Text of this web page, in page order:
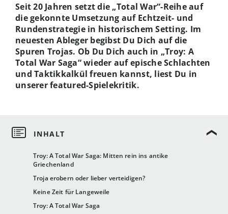
Troy: A Total War Saga: Mitten rein ins antike
Griechenland
Troja erobern oder lieber verteidigen?
Keine Zeit für Langeweile
Troy: A Total War Saga
Seit 20 Jahren setzt die „Total War“-Reihe auf
die gekonnte Umsetzung auf Echtzeit- und
Rundenstrategie in historischem Setting. Im
neuesten Ableger begibst Du Dich auf die
Spuren Trojas. Ob Du Dich auch in „Troy: A
Total War Saga“ wieder auf epische Schlachten
und Taktikkalkül freuen kannst, liest Du in
unserer featured-Spielekritik.